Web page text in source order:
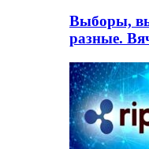
Выборы,
разные.